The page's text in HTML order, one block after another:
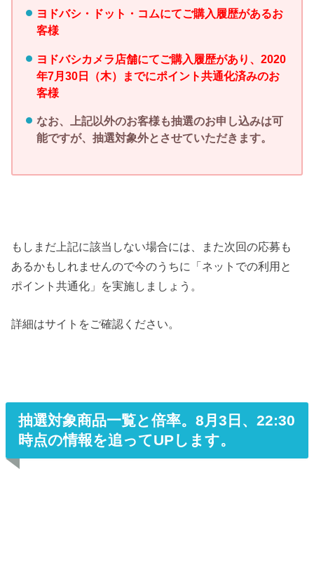
ヨドバシ・ドット・コムにてご購入履歴があるお
客様
ヨドバシカメラ店舗にてご購入履歴があり、2020
年7月30日（木）までにポイント共通化済みのお
客様
なお、上記以外のお客様も抽選のお申し込みは可
能ですが、抽選対象外とさせていただきます。
もしまだ上記に該当しない場合には、また次回の応募も
あるかもしれませんので今のうちに「ネットでの利用と
ポイント共通化」を実施しましょう。
詳細はサイトをご確認ください。
抽選対象商品一覧と倍率。8月3日、22:30
時点の情報を追ってUPします。